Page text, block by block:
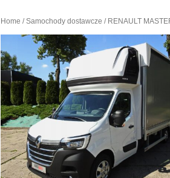
Home /Samochody dostawcze / RENAULT